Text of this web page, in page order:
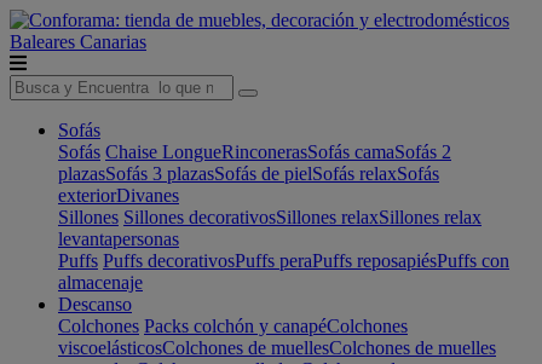
Baleares Canarias
Sofás
Sofás Chaise LongueRinconerasSofás camaSofás 2
plazasSofás 3 plazasSofás de pielSofás relaxSofás
exteriorDivanes
Sillones Sillones decorativosSillones relaxSillones relax
levantapersonas
Puffs Puffs decorativosPuffs peraPuffs reposapiésPuffs con
almacenaje
Descanso
Colchones Packs colchón y canapéColchones
viscoelásticosColchones de muellesColchones de muelles